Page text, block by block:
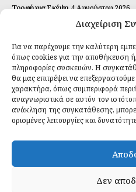
Διαχείριση
Για να παρέχουμε την καλύτερη
όπως cookies για την αποθήκευση
πληροφορίες συσκευών. Η
θα μας επιτρέψει να
χαρακτήρα, όπως συμπεριφορά
αναγνωριστικά σε αυτόν τον
ανάκληση της συγκατάθεσης,
ορισμένες λειτουργίες και
Δεν
Τροφή για Σκέψη 4 Αυγούστου 2026
Αυτή Είναι η Συνταγή για
Ιδανικές Τροφές 26 Ιουλίου 2026
Εγγραφείτε
Έχω διαβάσει και δέχομαι